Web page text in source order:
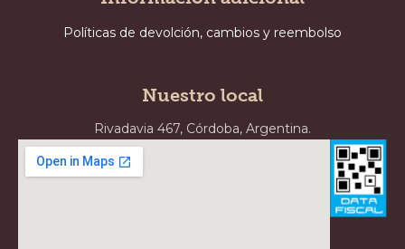
Políticas de devolción, cambios y reembolso
Nuestro local
Rivadavia 467, Córdoba, Argentina.